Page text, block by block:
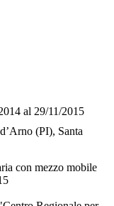
al 29/11/2015
(PI), Santa
con mezzo mobile